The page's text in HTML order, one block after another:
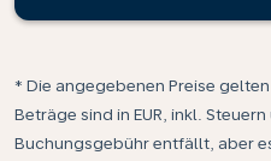
* Die angegebenen Preise
Beträge sind in EUR, inkl.
Buchungsgebühr entfällt, aber